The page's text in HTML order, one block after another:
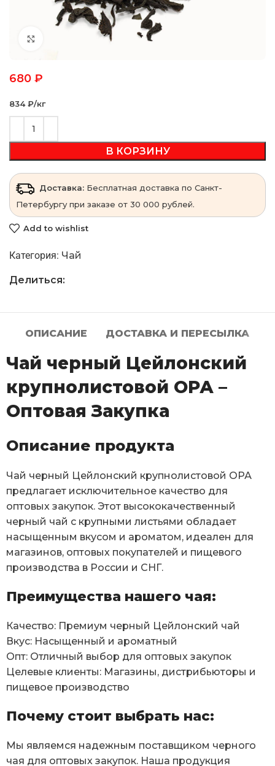
Click to enlarge
680 ₽
834 ₽‎/кг
В КОРЗИНУ
Доставка: Бесплатная доставка по Санкт-
Петербургу при заказе от 30 000 рублей.
Add to wishlist
Категория: Чай
Делиться:
ОПИСАНИЕ ДОСТАВКА И ПЕРЕСЫЛКА
Чай черный Цейлонский
крупнолистовой ОРА –
Оптовая Закупка
Описание продукта
Чай черный Цейлонский крупнолистовой ОРА
предлагает исключительное качество для
оптовых закупок. Этот высококачественный
черный чай с крупными листьями обладает
насыщенным вкусом и ароматом, идеален для
магазинов, оптовых покупателей и пищевого
производства в России и СНГ.
Преимущества нашего чая:
Качество: Премиум черный Цейлонский чай
Вкус: Насыщенный и ароматный
Опт: Отличный выбор для оптовых закупок
Целевые клиенты: Магазины, дистрибьюторы и
пищевое производство
Почему стоит выбрать нас:
Мы являемся надежным поставщиком черного
чая для оптовых закупок. Наша продукция